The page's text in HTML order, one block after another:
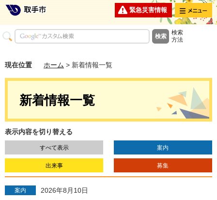
緊急災害情報 メニュー
検索
方法
現在位置 ホーム > 新着情報一覧
新着情報一覧
表示内容を切り替える
すべて表示 案内
出来事 募集
案内
2026年8月10日